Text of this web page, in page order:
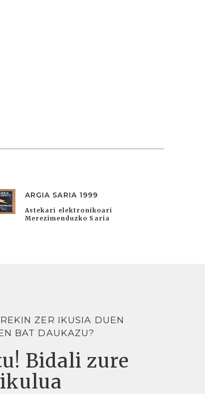
ARGIA SARIA 1999
Astekari elektronikoari
Merezimenduzko Saria
ZER IKUSIA DUEN
BAT DAUKAZU?
Bidali zure